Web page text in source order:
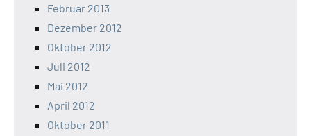
Februar 2013
Dezember 2012
Oktober 2012
Juli 2012
Mai 2012
April 2012
Oktober 2011